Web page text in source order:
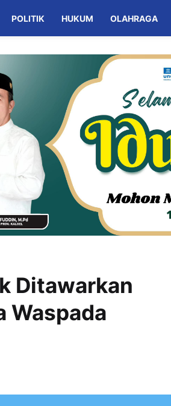
POLITIK HUKUM OLAHRAGA
Ditawarkan
Waspada